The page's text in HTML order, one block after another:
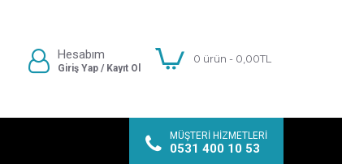
Hesabım
Giriş Yap / Kayıt Ol
0 ürün - 0,00TL
MÜŞTERI HIZMETLERI
0531 400 10 53